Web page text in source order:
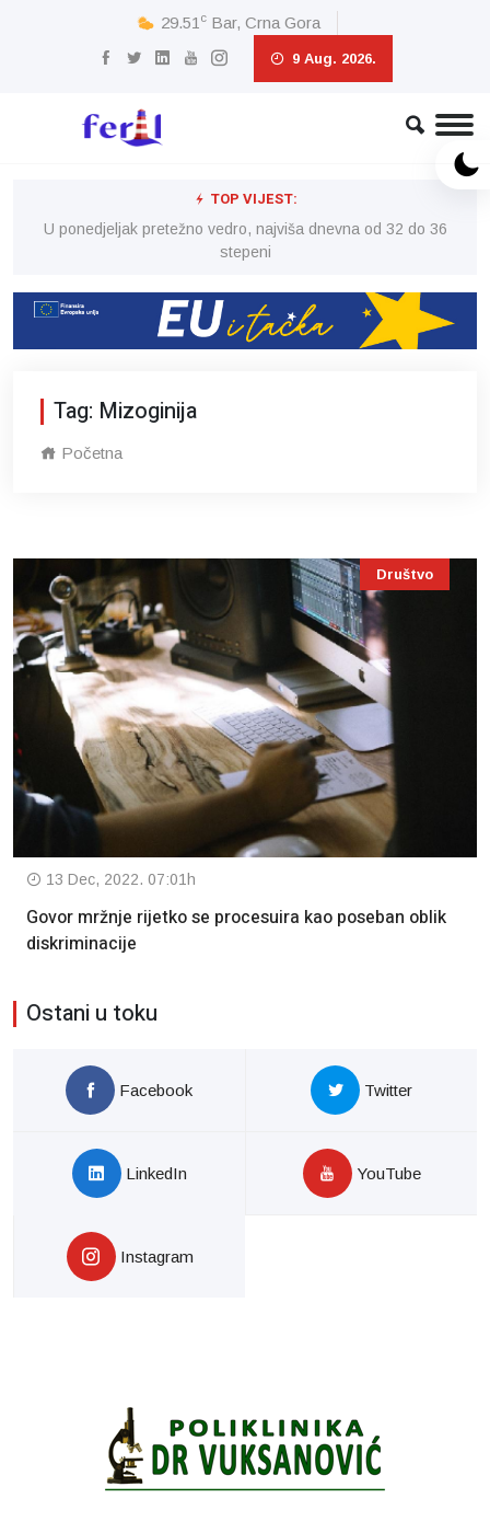
29.51 c Bar, Crna Gora
9 Aug. 2026.
TOP VIJEST:
U ponedjeljak pretežno vedro, najviša dnevna od 32 do 36
stepeni
Tag: Mizoginija
Početna
Društvo
13 Dec, 2022. 07:01h
Govor mržnje rijetko se procesuira kao poseban oblik
diskriminacije
Ostani u toku
Facebook Twitter
LinkedIn YouTube
Instagram